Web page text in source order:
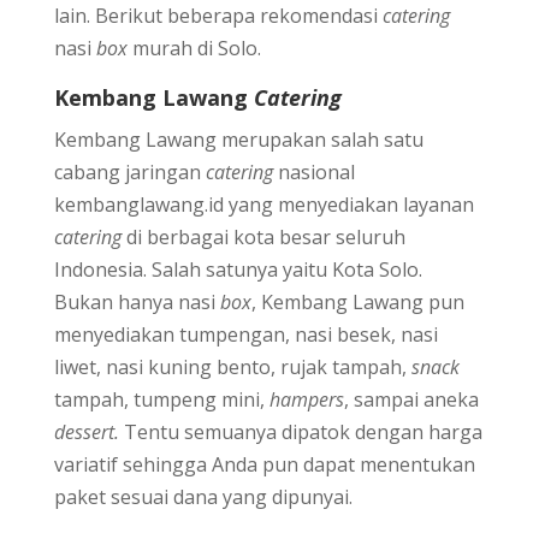
lain. Berikut beberapa rekomendasi catering
nasi boxmurah di Solo.
Kembang Lawang Catering
Kembang Lawang merupakan salah satu
cabang jaringan cateringnasional
kembanglawang.id yang menyediakan layanan
cateringdi berbagai kota besar seluruh
Indonesia. Salah satunya yaitu Kota Solo.
Bukan hanya nasi box, Kembang Lawang pun
menyediakan tumpengan, nasi besek, nasi
liwet, nasi kuning bento, rujak tampah, snack
tampah, tumpeng mini, hampers, sampai aneka
dessert. Tentu semuanya dipatok dengan harga
variatif sehingga Anda pun dapat menentukan
paket sesuai dana yang dipunyai.